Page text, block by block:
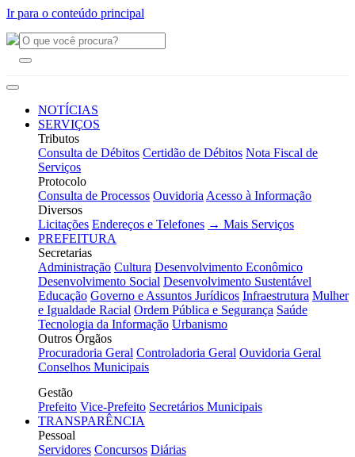
Ir para o conteúdo principal
NOTÍCIAS
SERVIÇOS
Tributos
Consulta de Débitos Certidão de Débitos Nota Fiscal de
Serviços
Protocolo
Consulta de Processos Ouvidoria Acesso à Informação
Diversos
Licitações Endereços e Telefones → Mais Serviços
PREFEITURA
Secretarias
Administração Cultura Desenvolvimento Econômico
Desenvolvimento Social Desenvolvimento Sustentável
Educação Governo e Assuntos Jurídicos Infraestrutura Mulher
e Igualdade Racial Ordem Pública e Segurança Saúde
Tecnologia da Informação Urbanismo
Outros Órgãos
Procuradoria Geral Controladoria Geral Ouvidoria Geral
Conselhos Municipais
Gestão
Prefeito Vice-Prefeito Secretários Municipais
TRANSPARÊNCIA
Pessoal
Servidores Concursos Diárias